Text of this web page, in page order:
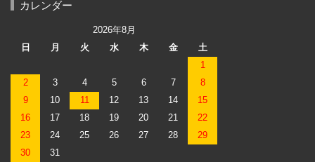
カレンダー
2026年8月
日
月 火 水 木 金
土
1
2
3 4 5 6 7
8
9
10 11 12 13 14
15
16
17 18 19 20 21
22
23
24 25 26 27 28
29
30
31